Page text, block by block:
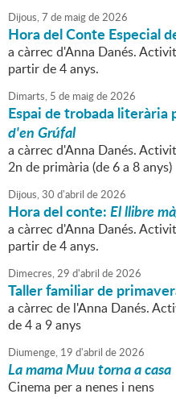
Dijous,7 de maigde2026
Hora del Conte Especial
a càrrec d'Anna Danés.
partir de 4 anys.
Dimarts, 5 de maigde2026
Espai de trobada literària
d'en Grúfal
a càrrec d'Anna Danés.
2n de primària (de 6 a 8 anys)
Dijous,30 d'abril de2026
Hora del conte:El llibre
a càrrec d'Anna Danés.
partir de 4 anys.
Dimecres,29 d'abril de2026
Taller familiar de
a càrrec de l'Anna Danés.
de 4 a 9 anys
Diumenge, 19 d'abril de2026
La mama Muu torna a casa
Cinema per a nenes i nens